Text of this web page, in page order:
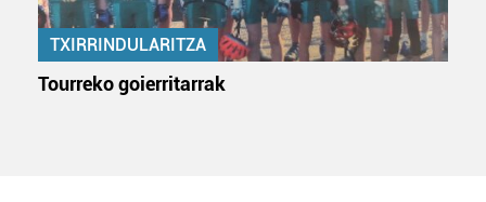
TXIRRINDULARITZA
Tourreko goierritarrak